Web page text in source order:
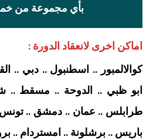
بأي مجموعة من
اماكن اخرى لانعقاد الدورة :
كوالالمبور .. اسطنبول .. دبي ..
ابو ظبي .. الدوحة .. مسقط ..
طرابلس .. عمان .. دمشق .. تونس ..
باريس .. برشلونة .. امستردام ..